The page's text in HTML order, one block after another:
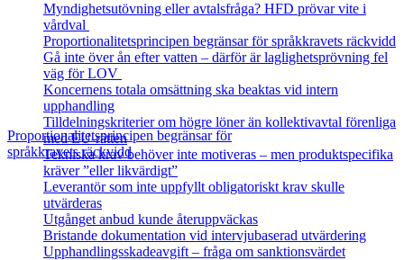
Proportionalitetsprincipen begränsar för
språkkravets räckvidd
Myndighetsutövning eller avtalsfråga? HFD prövar vite i
vårdval
Proportionalitetsprincipen begränsar för språkkravets räckvidd
Gå inte över ån efter vatten – därför är laglighetsprövning fel
väg för LOV
Koncernens totala omsättning ska beaktas vid intern
upphandling
Tilldelningskriterier om högre löner än kollektivavtal förenliga
med EU‑rätten
Tekniska krav behöver inte motiveras – men produktspecifika
kräver ”eller likvärdigt”
Leverantör som inte uppfyllt obligatoriskt krav skulle
utvärderas
Utgånget anbud kunde återuppväckas
Bristande dokumentation vid intervjubaserad utvärdering
Upphandlingsskadeavgift – fråga om sanktionsvärdet